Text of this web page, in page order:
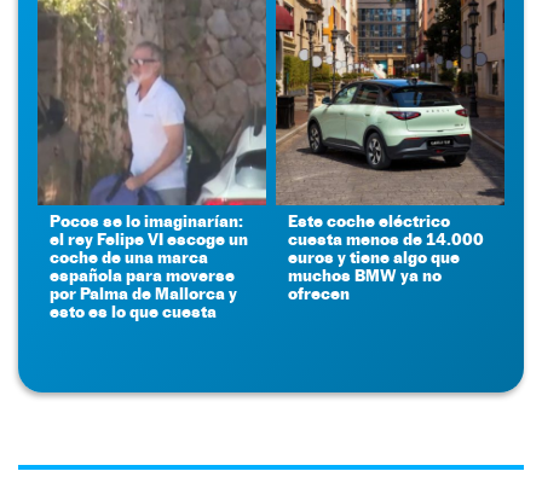
Pocos se lo imaginarían:
el rey Felipe VI escoge un
coche de una marca
española para moverse
por Palma de Mallorca y
esto es lo que cuesta
Este coche eléctrico
cuesta menos de 14.000
euros y tiene algo que
muchos BMW ya no
ofrecen